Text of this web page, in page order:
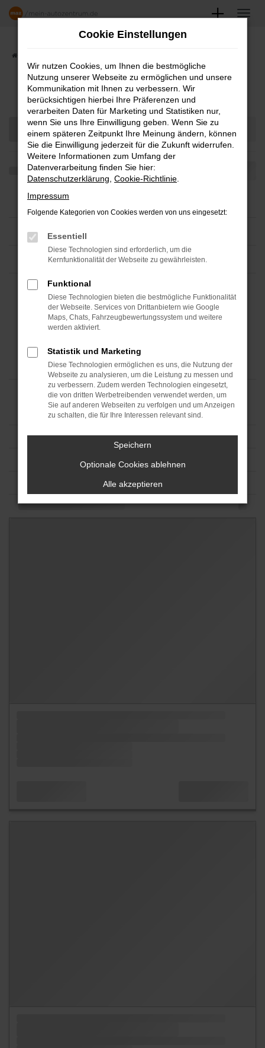
Zum
FAHRZEUGSHOWROOM
Cookie Einstellungen
Wir nutzen Cookies, um Ihnen die bestmögliche
Nutzung unserer Webseite zu ermöglichen und unsere
Kommunikation mit Ihnen zu verbessern. Wir
berücksichtigen hierbei Ihre Präferenzen und
verarbeiten Daten für Marketing und Statistiken nur,
wenn Sie uns Ihre Einwilligung geben. Wenn Sie zu
einem späteren Zeitpunkt Ihre Meinung ändern, können
Sie die Einwilligung jederzeit für die Zukunft widerrufen.
Weitere Informationen zum Umfang der
Datenverarbeitung finden Sie hier:
Datenschutzerklärung Cookie-Richtlinie
Impressum
Folgende Kategorien von Cookies werden von uns eingesetzt:
Essentiell
Diese Technologien sind erforderlich, um die
Kernfunktionalität der Webseite zu gewährleisten.
Funktional
Diese Technologien bieten die bestmögliche Funktionalität
der Webseite. Services von Drittanbietern wie Google
Maps, Chats, Fahrzeugbewertungssystem und weitere
werden aktiviert.
Statistik und Marketing
Diese Technologien ermöglichen es uns, die Nutzung der
Webseite zu analysieren, um die Leistung zu messen und
zu verbessern. Zudem werden Technologien eingesetzt,
die von dritten Werbetreibenden verwendet werden, um
Sie auf anderen Webseiten zu verfolgen und um Anzeigen
zu schalten, die für Ihre Interessen relevant sind.
Speichern
Optionale Cookies ablehnen
Alle akzeptieren